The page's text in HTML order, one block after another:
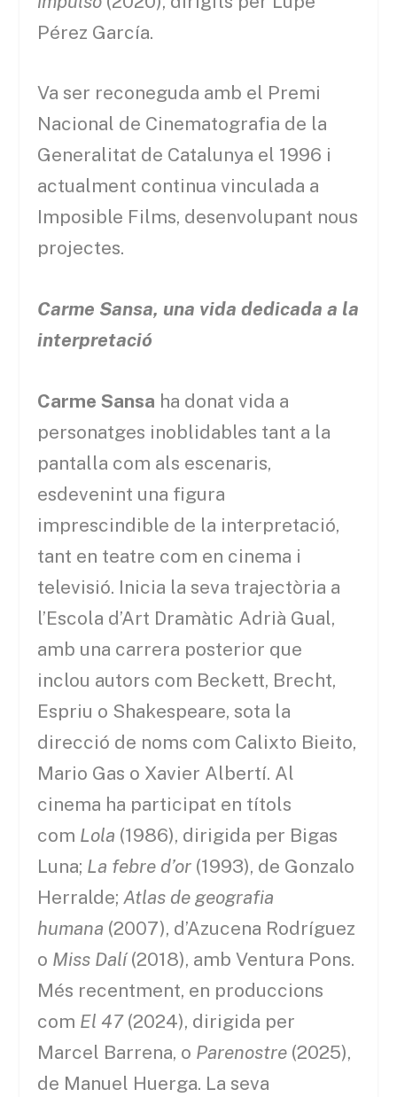
Pérez García.
Va ser reconeguda amb el Premi
Nacional de Cinematografia de la
Generalitat de Catalunya el 1996 i
actualment continua vinculada a
Imposible Films, desenvolupant nous
projectes.
Carme Sansa, una vida dedicada a la
interpretació
Carme Sansa ha donat vida a
personatges inoblidables tant a la
pantalla com als escenaris,
esdevenint una figura
imprescindible de la interpretació,
tant en teatre com en cinema i
televisió. Inicia la seva trajectòria a
l’Escola d’Art Dramàtic Adrià Gual,
amb una carrera posterior que
inclou autors com Beckett, Brecht,
Espriu o Shakespeare, sota la
direcció de noms com Calixto Bieito,
Mario Gas o Xavier Albertí. Al
cinema ha participat en títols
com Lola (1986), dirigida per Bigas
Luna; La febre d’or (1993), de Gonzalo
Herralde; Atlas de geografia
humana (2007), d’Azucena Rodríguez
o Miss Dalí(2018), amb Ventura Pons.
Més recentment, en produccions
com El 47(2024), dirigida per
Marcel Barrena, o Parenostre (2025),
de Manuel Huerga. La seva